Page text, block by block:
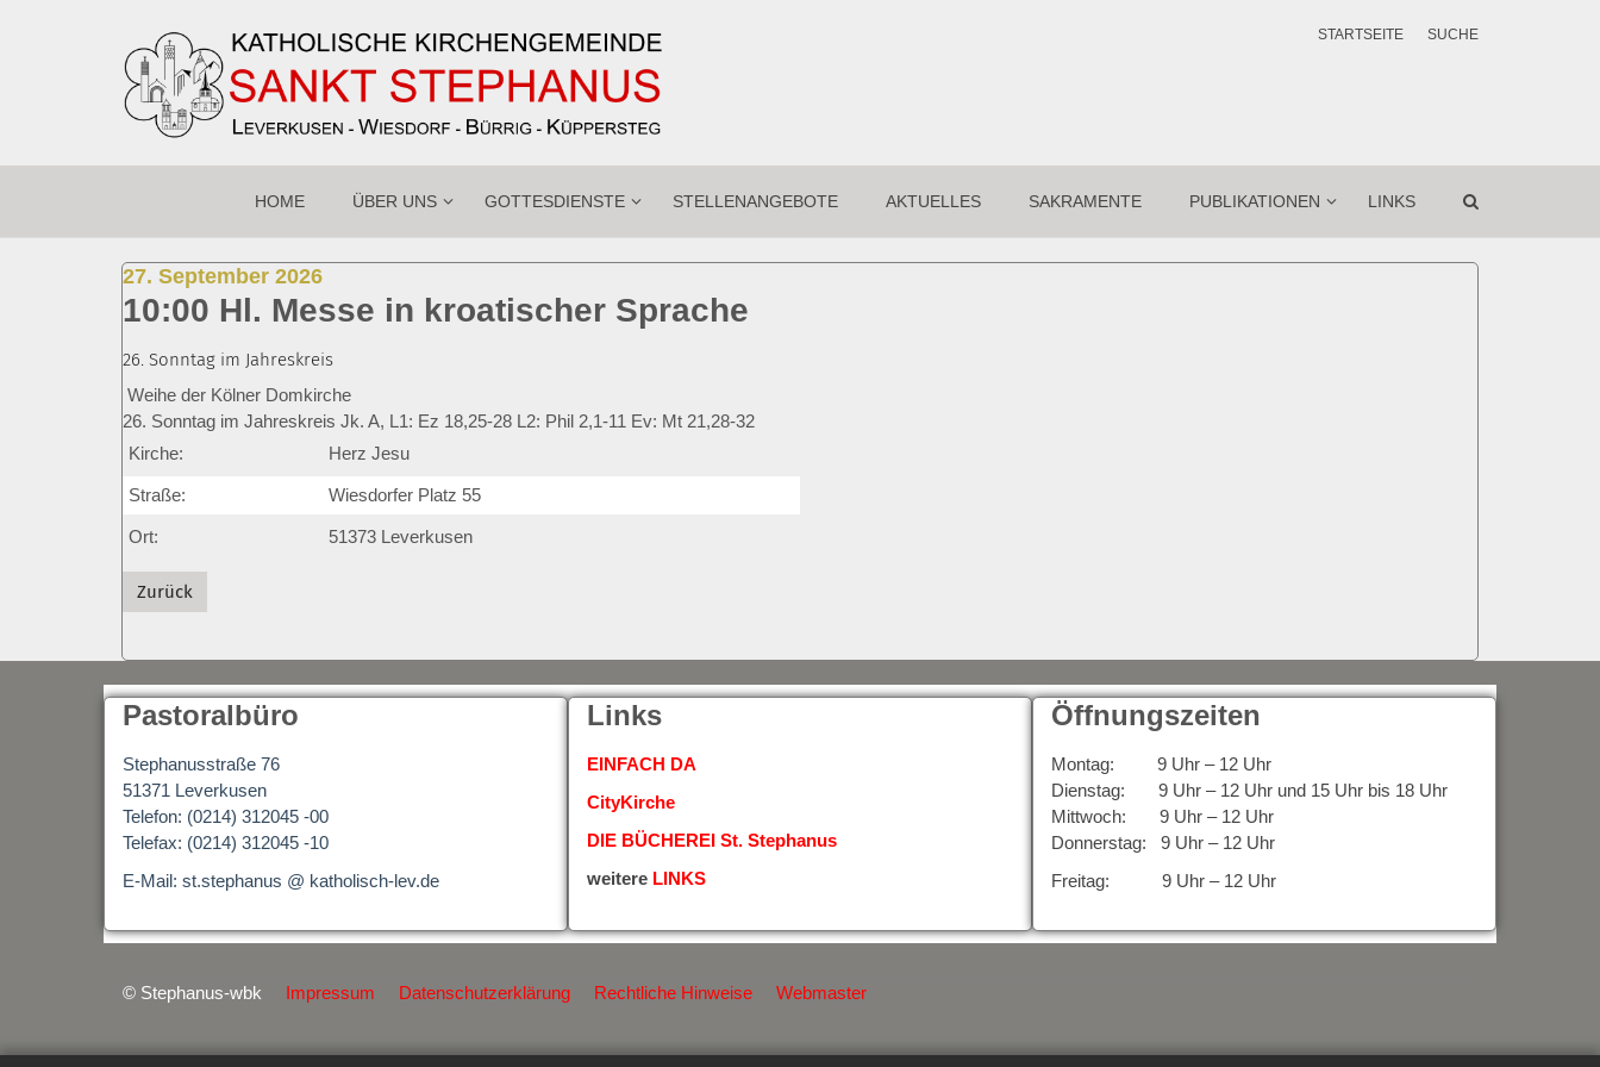
STARTSEITE SUCHE
HOME ÜBER UNS GOTTESDIENSTE STELLENANGEBOTE AKTUELLES SAKRAMENTE PUBLIKATIONEN LINKS
27. September 2026:
10:00 Hl. Messe in kroatischer Sprache
26. Sonntag im Jahreskreis
Weihe der Kölner Domkirche
26. Sonntag im Jahreskreis Jk. A, L1: Ez 18,25-28 L2: Phil 2,1-11 Ev: Mt 21,28-32
Kirche:
Herz Jesu
Straße: Wiesdorfer Platz 55
Ort: 51373 Leverkusen
Zurück
Pastoralbüro
Stephanusstraße 76
51371 Leverkusen
Telefon: (0214) 312045 -00
Telefax: (0214) 312045 -10
E-Mail: st.stephanus @ katholisch-lev.de
Links
EINFACH DA
CityKirche
DIE BÜCHEREI St. Stephanus
weitere LINKS
Öffnungszeiten
Montag: 9 Uhr – 12 Uhr
Dienstag: 9 Uhr – 12 Uhr und 15 Uhr bis 18 Uhr
Mittwoch: 9 Uhr – 12 Uhr
Donnerstag: 9 Uhr – 12 Uhr
Freitag: 9 Uhr – 12 Uhr
© Stephanus-wbk Impressum Datenschutzerklärung Rechtliche Hinweise Webmaster